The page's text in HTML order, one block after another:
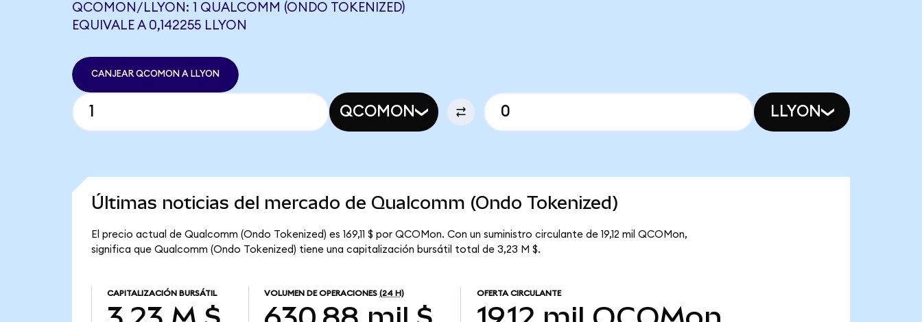
QCOMON/LLYON: 1 QUALCOMM (ONDO TOKENIZED)
EQUIVALE A 0,142255 LLYON
CANJEAR QCOMON A LLYON
QCOMON LLYON
Últimas noticias del mercado de Qualcomm (Ondo Tokenized)
El precio actual de Qualcomm (Ondo Tokenized) es 169,11 $ por QCOMon. Con un suministro circulante de 19,12 mil QCOMon,
significa que Qualcomm (Ondo Tokenized) tiene una capitalización bursátil total de 3,23 M $.
CAPITALIZACIÓN BURSÁTIL VOLUMEN DE OPERACIONES (24 H) OFERTA CIRCULANTE